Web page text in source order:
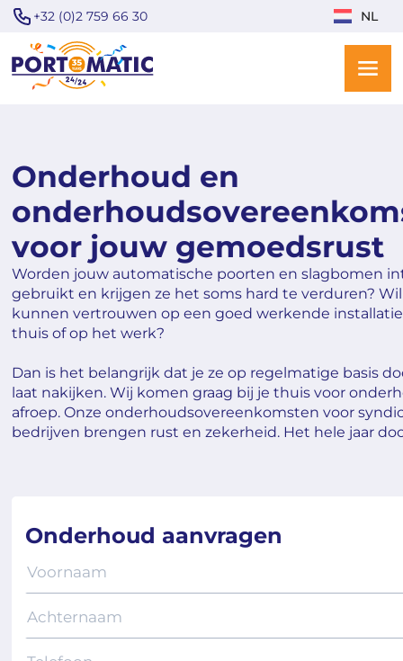
+32 (0)2 759 66 30 NL
Onderhoud en
voor jouw gemoedsrust
Worden jouw automatische poorten en slagbomen
gebruikt en krijgen ze het soms hard te verduren?
kunnen vertrouwen op een goed werkende
thuis of op het werk?
Dan is het belangrijk dat je ze op regelmatige basis
laat nakijken. Wij komen graag bij je thuis voor
afroep. Onze onderhoudsovereenkomsten voor
bedrijven brengen rust en zekerheid. Het hele jaar
Onderhoud aanvragen